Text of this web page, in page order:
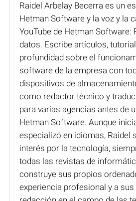
Raidel Arbelay Becerra es un
Hetman Software y la voz y la
YouTube de Hetman Software:
datos. Escribe artículos,
profundidad sobre el
software de la empresa con
dispositivos de
como redactor técnico y
para varias agencias antes de
Hetman Software. Aunque
especializó en idiomas, Raidel
interés por la tecnología,
todas las revistas de
construye sus propios
experiencia profesional y a